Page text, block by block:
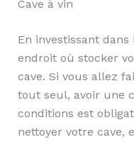
Cave à vin
En investissant
endroit où stocker
cave. Si vous allez
tout seul, avoir une
conditions est
nettoyer votre cave,